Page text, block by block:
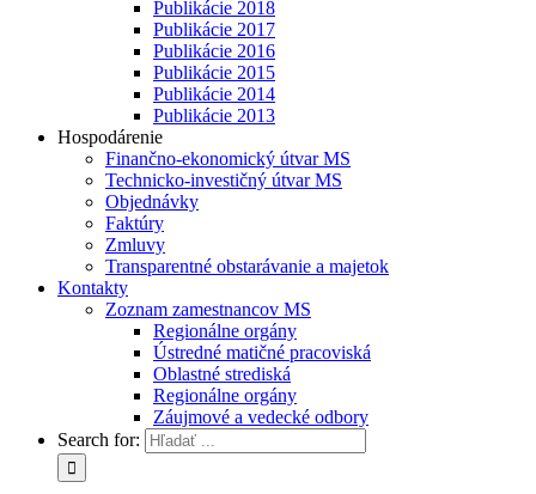
Publikácie 2018
Publikácie 2017
Publikácie 2016
Publikácie 2015
Publikácie 2014
Publikácie 2013
Hospodárenie
Finančno-ekonomický útvar MS
Technicko-investičný útvar MS
Objednávky
Faktúry
Zmluvy
Transparentné obstarávanie a majetok
Kontakty
Zoznam zamestnancov MS
Regionálne orgány
Ústredné matičné pracoviská
Oblastné strediská
Regionálne orgány
Záujmové a vedecké odbory
Search for: